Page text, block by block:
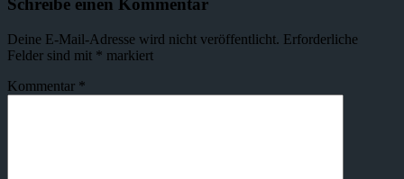
Schreibe einen Kommentar
Deine E-Mail-Adresse wird nicht veröffentlicht. Erforderliche
Felder sind mit * markiert
Kommentar *